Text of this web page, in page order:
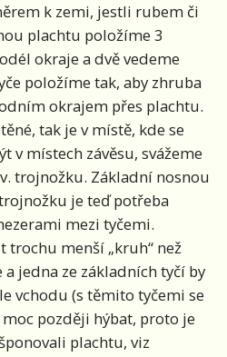
k zemi, jestli rubem či
plachtu položíme 3
okraje a dvě vedeme
položíme tak, aby zhruba
okrajem přes plachtu.
tak je v místě, kde se
v místech závěsu, svážeme
trojnožku. Základní nosnou
je teď potřeba
mezi tyčemi.
trochu menší „kruh“ než
jedna ze základních tyčí by
vchodu (s těmito tyčemi se
později hýbat, proto je
plachtu, viz